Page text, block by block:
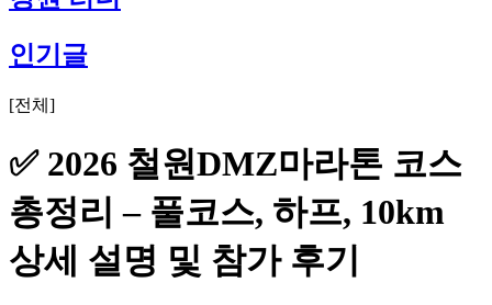
인기글
[전체 ]
✅ 2026 철원DMZ마라톤 코스
총정리 – 풀코스, 하프, 10km
상세 설명 및 참가 후기